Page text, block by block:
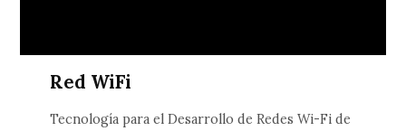
Red WiFi
Tecnología para el Desarrollo de Redes Wi-Fi de